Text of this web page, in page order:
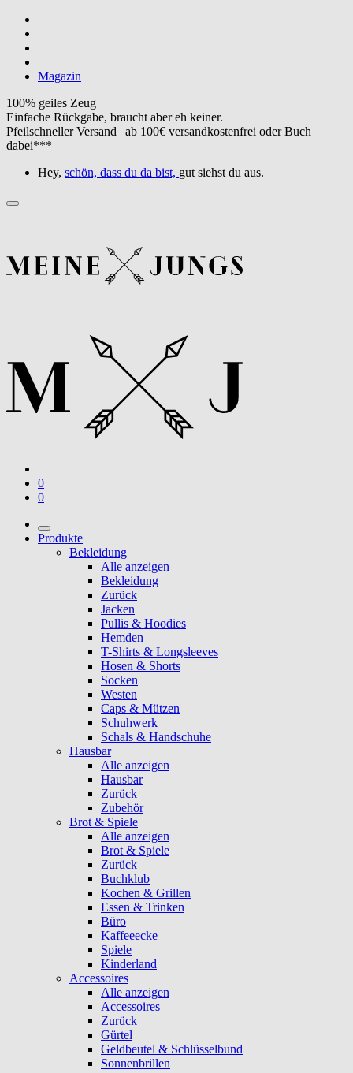
Magazin
100% geiles Zeug
Einfache Rückgabe, braucht aber eh keiner.
Pfeilschneller Versand | ab 100€ versandkostenfrei oder Buch
dabei***
Hey, schön, dass du da bist, gut siehst du aus.
0
0
Produkte
Bekleidung
Alle anzeigen
Bekleidung
Zurück
Jacken
Pullis & Hoodies
Hemden
T-Shirts & Longsleeves
Hosen & Shorts
Socken
Westen
Caps & Mützen
Schuhwerk
Schals & Handschuhe
Hausbar
Alle anzeigen
Hausbar
Zurück
Zubehör
Brot & Spiele
Alle anzeigen
Brot & Spiele
Zurück
Buchklub
Kochen & Grillen
Essen & Trinken
Büro
Kaffeeecke
Spiele
Kinderland
Accessoires
Alle anzeigen
Accessoires
Zurück
Gürtel
Geldbeutel & Schlüsselbund
Sonnenbrillen